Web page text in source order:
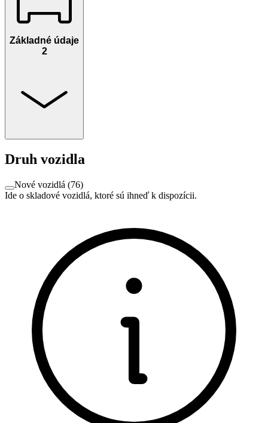
Základné údaje
2
Druh vozidla
Nové vozidlá (76)
Ide o skladové vozidlá, ktoré sú ihneď k dispozícii.